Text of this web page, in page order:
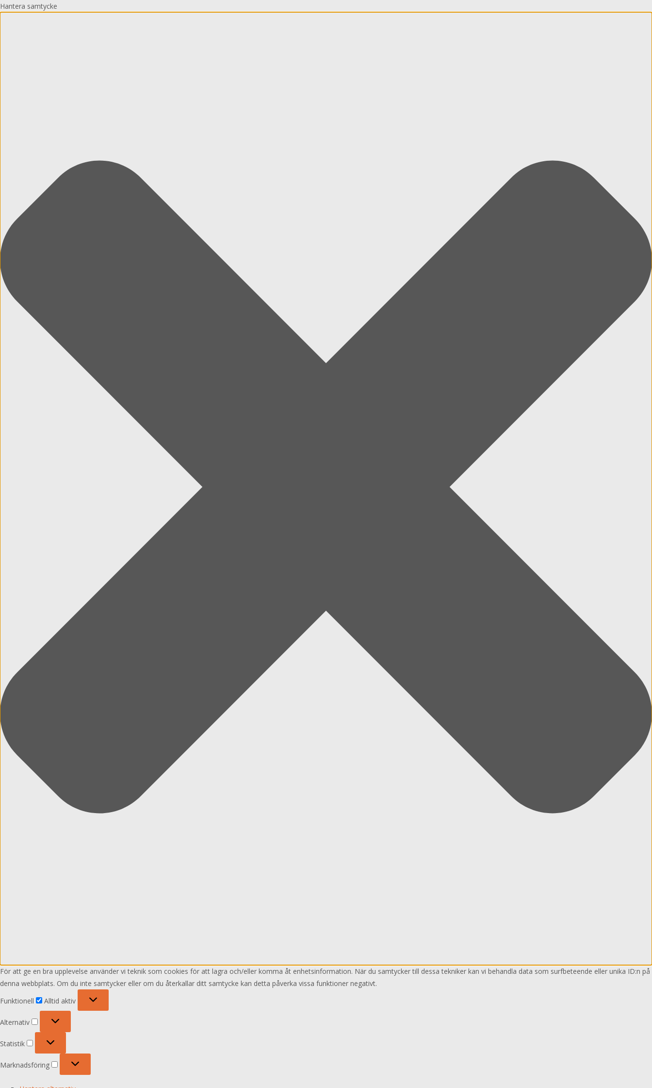
Hantera samtycke
För att ge en bra upplevelse använder vi teknik som cookies för att lagra och/eller komma åt enhetsinformation. När du samtycker till dessa tekniker kan vi behandla data som surfbeteende eller unika ID:n på
denna webbplats. Om du inte samtycker eller om du återkallar ditt samtycke kan detta påverka vissa funktioner negativt.
Funktionell
Alltid aktiv
Alternativ
Alternativ
Statistik
Statistik
Marknadsföring
Marknadsföring